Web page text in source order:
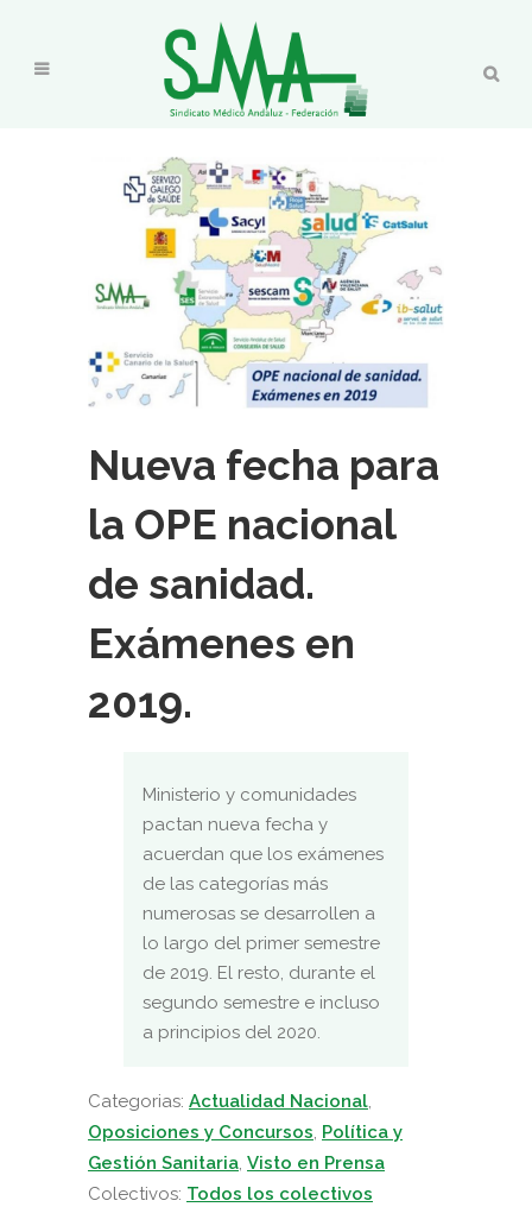
Nueva fecha para
la OPE nacional
de sanidad.
Exámenes en
2019.
Ministerio y comunidades
pactan nueva fecha y
acuerdan que los exámenes
de las categorías más
numerosas se desarrollen a
lo largo del primer semestre
de 2019. El resto, durante el
segundo semestre e incluso
a principios del 2020.
Categorias: Actualidad Nacional,
Oposiciones y Concursos, Política y
Gestión Sanitaria, Visto en Prensa
Colectivos: Todos los colectivos